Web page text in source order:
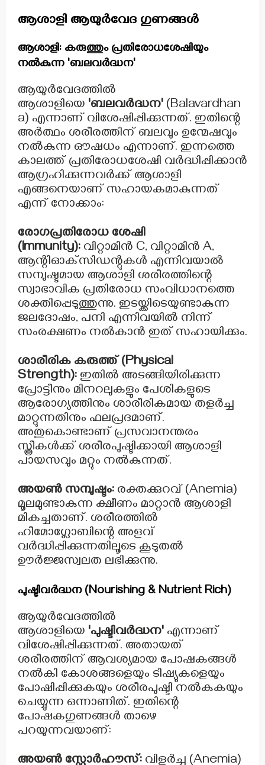
ആശാളി ആയുർവേദ ഗുണങ്ങൾ
ആശാളി: കരുത്തും പ്രതിരോധശേഷിയും
നൽകുന്ന 'ബലവർദ്ധന'
ആയുർവേദത്തിൽ
ആശാളിയെ 'ബലവർദ്ധന' (Balavardhan
a) എന്നാണ് വിശേഷിപ്പിക്കുന്നത്. ഇതിന്റെ
അർത്ഥം ശരീരത്തിന് ബലവും ഉന്മേഷവും
നൽകുന്ന ഔഷധം എന്നാണ്. ഇന്നത്തെ
കാലത്ത് പ്രതിരോധശേഷി വർദ്ധിപ്പിക്കാൻ
ആഗ്രഹിക്കുന്നവർക്ക് ആശാളി
എങ്ങനെയാണ് സഹായകമാകുന്നത്
എന്ന് നോക്കാം:
രോഗപ്രതിരോധ ശേഷി
(Immunity): വിറ്റാമിൻ C, വിറ്റാമിൻ A,
ആന്റിഓക്‌സിഡന്റുകൾ എന്നിവയാൽ
സമ്പുഷ്ടമായ ആശാളി ശരീരത്തിന്റെ
സ്വാഭാവിക പ്രതിരോധ സംവിധാനത്തെ
ശക്തിപ്പെടുത്തുന്നു. ഇടയ്ക്കിടെയുണ്ടാകുന്ന
ജലദോഷം, പനി എന്നിവയിൽ നിന്ന്
സംരക്ഷണം നൽകാൻ ഇത് സഹായിക്കും.
ശാരീരിക കരുത്ത് (Physical
Strength): ഇതിൽ അടങ്ങിയിരിക്കുന്ന
പ്രോട്ടീനും മിനറലുകളും പേശികളുടെ
ആരോഗ്യത്തിനും ശാരീരികമായ തളർച്ച
മാറ്റുന്നതിനും ഫലപ്രദമാണ്.
അതുകൊണ്ടാണ് പ്രസവാനന്തരം
സ്ത്രീകൾക്ക് ശരീരപുഷ്ടിക്കായി ആശാളി
പായസവും മറ്റും നൽകുന്നത്.
അയൺ സമ്പുഷ്ടം: രക്തക്കുറവ് (Anemia)
മൂലമുണ്ടാകുന്ന ക്ഷീണം മാറ്റാൻ ആശാളി
മികച്ചതാണ്. ശരീരത്തിൽ
ഹീമോഗ്ലോബിന്റെ അളവ്
വർദ്ധിപ്പിക്കുന്നതിലൂടെ കൂടുതൽ
ഊർജ്ജസ്വലത ലഭിക്കുന്നു.
പുഷ്ടിവർദ്ധന (Nourishing & Nutrient Rich)
ആയുർവേദത്തിൽ
ആശാളിയെ 'പുഷ്ടിവർദ്ധന' എന്നാണ്
വിശേഷിപ്പിക്കുന്നത്. അതായത്
ശരീരത്തിന് ആവശ്യമായ പോഷകങ്ങൾ
നൽകി കോശങ്ങളെയും ടിഷ്യുകളെയും
പോഷിപ്പിക്കുകയും ശരീരപുഷ്ടി നൽകുകയും
ചെയ്യുന്ന ഒന്നാണിത്. ഇതിന്റെ
പോഷകഗുണങ്ങൾ താഴെ
പറയുന്നവയാണ്:
അയൺ സ്റ്റോർഹൗസ്: വിളർച്ച (Anemia)